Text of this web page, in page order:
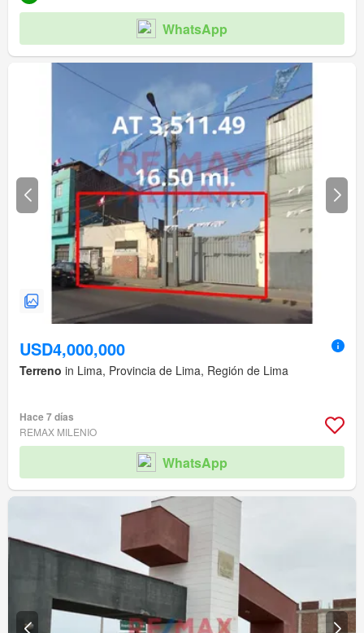
WhatsApp
USD4,000,000
Terreno in Lima, Provincia de Lima, Región de Lima
Hace 7 días
REMAX MILENIO
WhatsApp